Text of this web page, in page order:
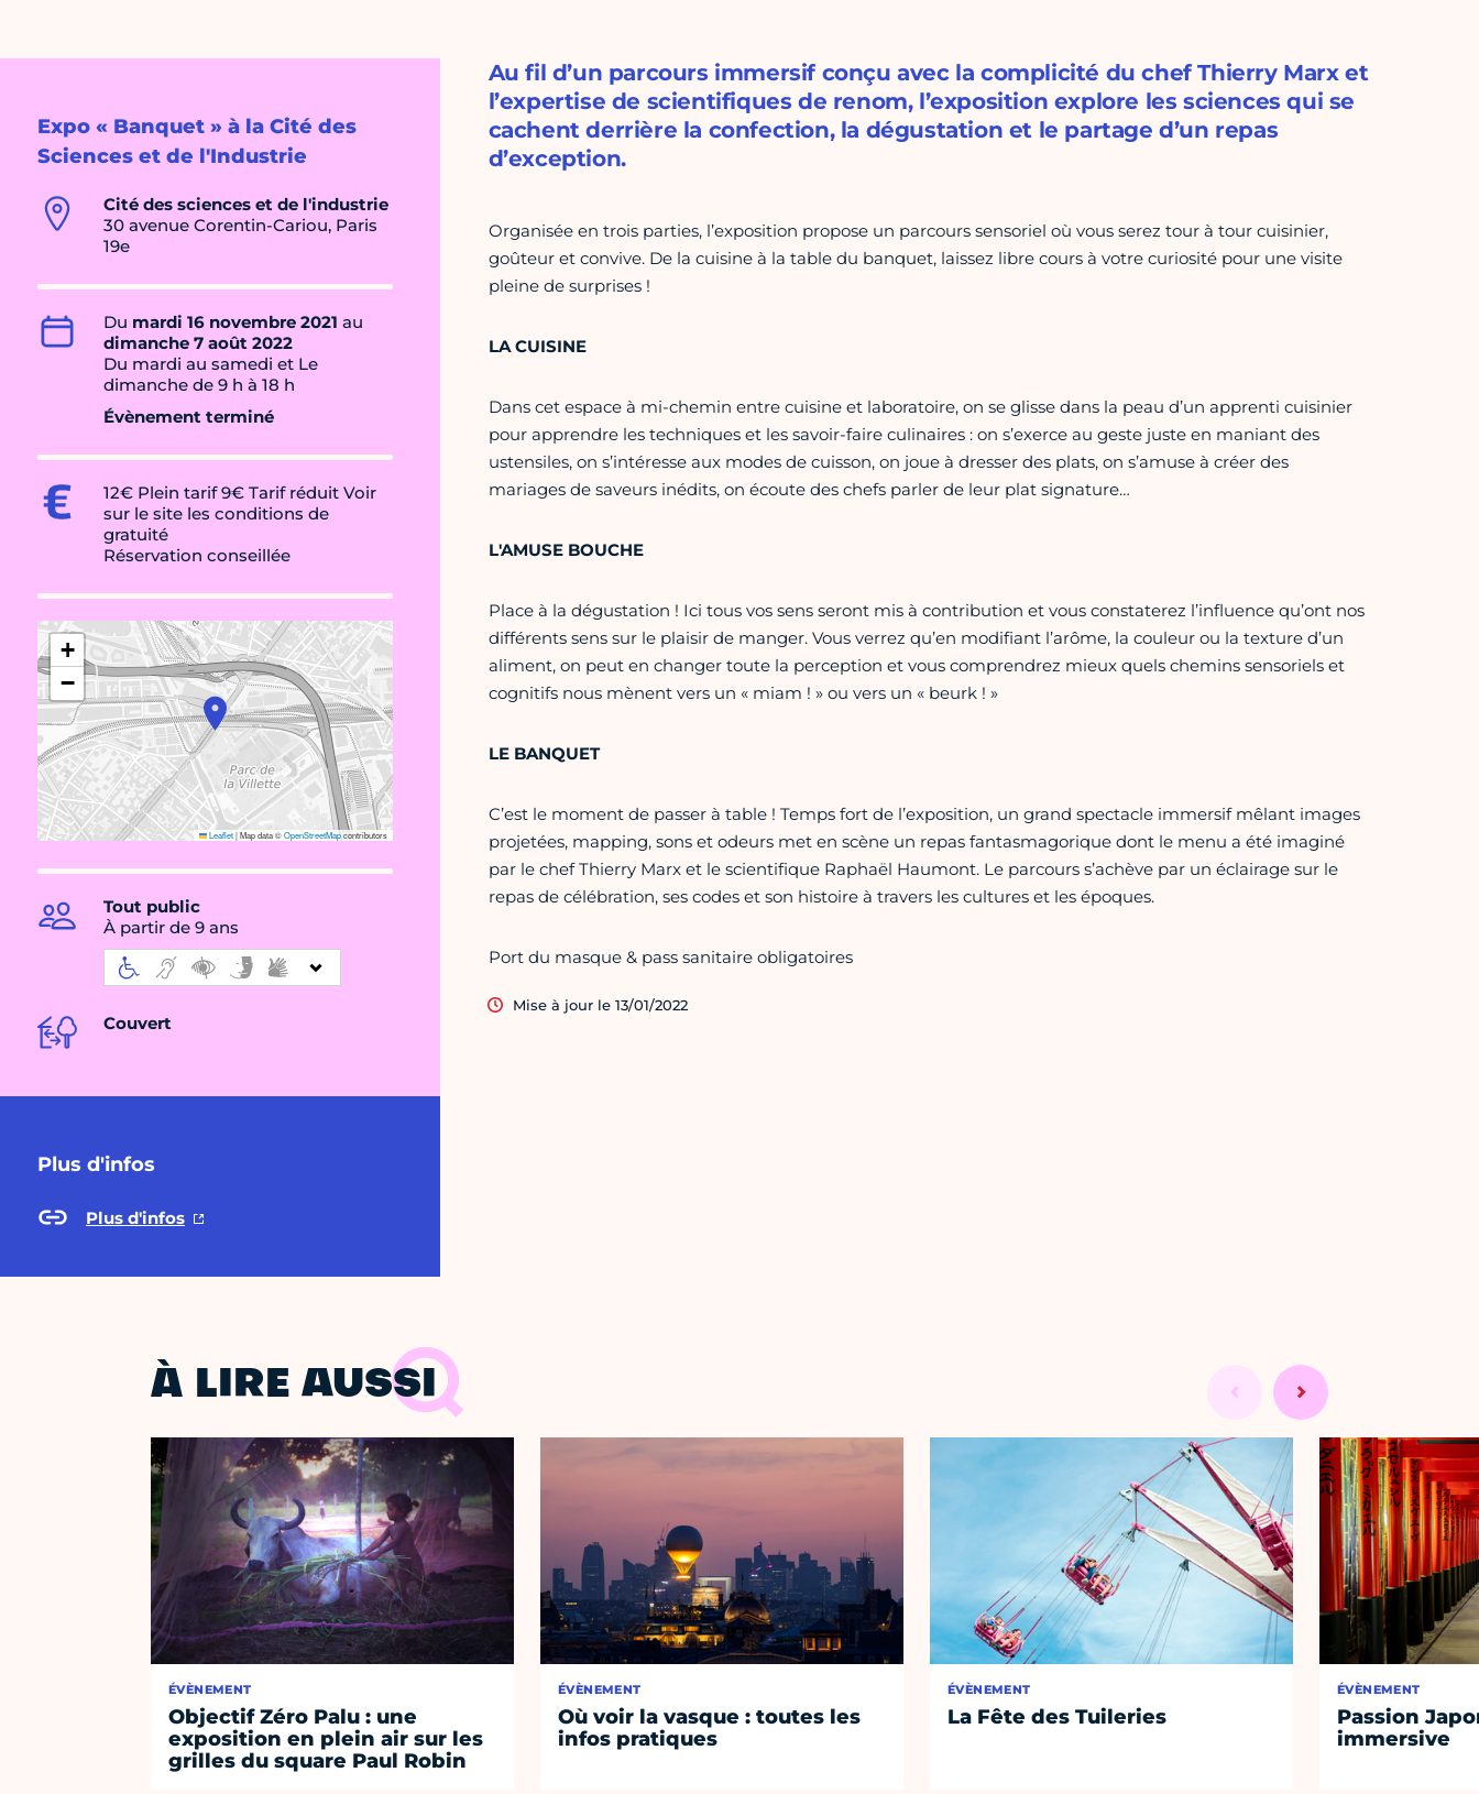
Expo « Banquet » à la Cité des
Sciences et de l'Industrie
Cité des sciences et de l'industrie
30 avenue Corentin-Cariou, Paris
19e
Du mardi 16 novembre 2021 au
dimanche 7 août 2022
Du mardi au samedi et Le
dimanche de 9 h à 18 h
Évènement terminé
12€ Plein tarif 9€ Tarif réduit Voir
sur le site les conditions de
gratuité
Réservation conseillée
+
−
Leaflet|Map data ©OpenStreetMapcontributors
Tout public
À partir de 9 ans
Couvert
Plus d'infos
Plus d'infos
Au fil d’un parcours immersif conçu avec la complicité du chef Thierry Marx et
l’expertise de scientifiques de renom, l’exposition explore les sciences qui se
cachent derrière la confection, la dégustation et le partage d’un repas
d’exception.
Organisée en trois parties, l’exposition propose un parcours sensoriel où vous serez tour à tour cuisinier,
goûteur et convive. De la cuisine à la table du banquet, laissez libre cours à votre curiosité pour une visite
pleine de surprises !
LA CUISINE
Dans cet espace à mi-chemin entre cuisine et laboratoire, on se glisse dans la peau d’un apprenti cuisinier
pour apprendre les techniques et les savoir-faire culinaires : on s’exerce au geste juste en maniant des
ustensiles, on s’intéresse aux modes de cuisson, on joue à dresser des plats, on s’amuse à créer des
mariages de saveurs inédits, on écoute des chefs parler de leur plat signature…
L'AMUSE BOUCHE
Place à la dégustation ! Ici tous vos sens seront mis à contribution et vous constaterez l’influence qu’ont nos
différents sens sur le plaisir de manger. Vous verrez qu’en modifiant l’arôme, la couleur ou la texture d’un
aliment, on peut en changer toute la perception et vous comprendrez mieux quels chemins sensoriels et
cognitifs nous mènent vers un « miam ! » ou vers un « beurk ! »
LE BANQUET
C’est le moment de passer à table ! Temps fort de l’exposition, un grand spectacle immersif mêlant images
projetées, mapping, sons et odeurs met en scène un repas fantasmagorique dont le menu a été imaginé
par le chef Thierry Marx et le scientifique Raphaël Haumont. Le parcours s’achève par un éclairage sur le
repas de célébration, ses codes et son histoire à travers les cultures et les époques.
Port du masque & pass sanitaire obligatoires
Mise à jour le 13/01/2022
À LIRE AUSSI
ÉVÈNEMENT
Objectif Zéro Palu : une
exposition en plein air sur les
grilles du square Paul Robin
ÉVÈNEMENT
Où voir la vasque : toutes les
infos pratiques
ÉVÈNEMENT
La Fête des Tuileries
ÉVÈNEMENT
Passion
immersive